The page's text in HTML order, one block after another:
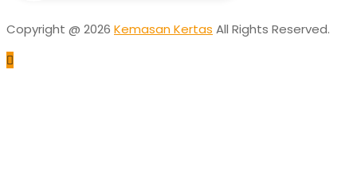
Copyright @ 2026 Kemasan Kertas All Rights Reserved.